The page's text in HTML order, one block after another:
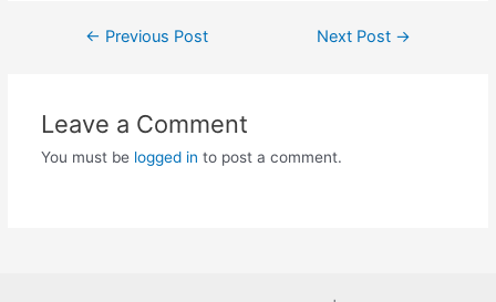
Post← Previous Post Next Post →
Leave a Comment
You must be logged in to post a comment.